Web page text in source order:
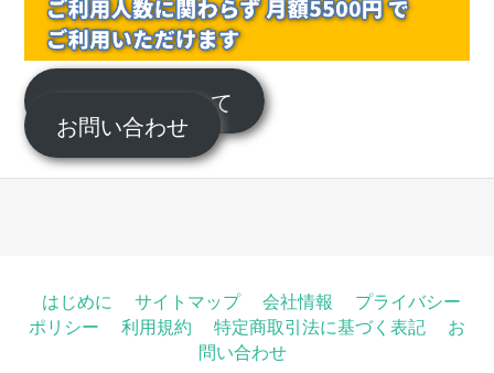
サポートについて
お問い合わせ
はじめに サイトマップ 会社情報
プライバシー
ポリシー
利用規約 特定商取引法に基づく表記
お
問い合わせ